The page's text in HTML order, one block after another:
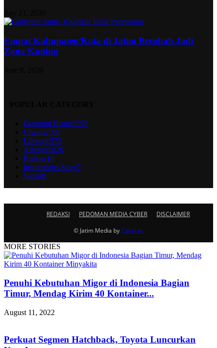
Empat Kabupaten/Kota di Jatim Berubah Jadi
Zona Kuning
Ekonomi Bisnis2592
Umum2500
Lifestyle572
Advetorial26
Kuliner16
Inspirations Story7
Video0
REDAKSI PEDOMAN MEDIA CYBER
DISCLAIMER
© Jatim Media byCakpras
MORE STORIES
Penuhi Kebutuhan Migor di Indonesia Bagian
Timur, Mendag Kirim 40 Kontainer...
August 11, 2022
Perkuat Segmen Hatchback, Toyota Luncurkan